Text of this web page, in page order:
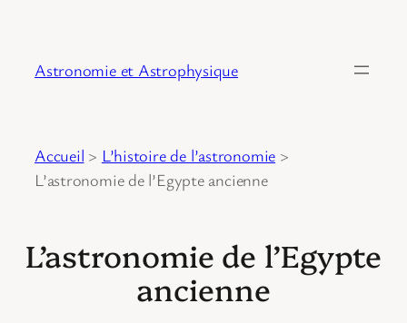
Astronomie et Astrophysique
Accueil > L’histoire de l’astronomie >
L’astronomie de l’Egypte ancienne
L’astronomie de l’Egypte
ancienne